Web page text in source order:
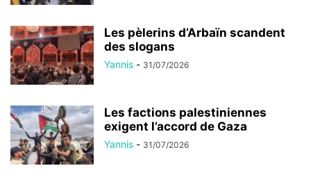
Les pèlerins d’Arbaïn scandent
des slogans
Yannis - 31/07/2026
Les factions palestiniennes
exigent l’accord de Gaza
Yannis - 31/07/2026